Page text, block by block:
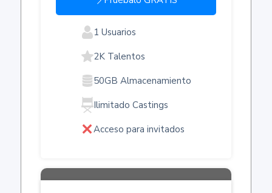
1 Usuarios
2K Talentos
50GB Almacenamiento
Ilimitado Castings
Acceso para invitados